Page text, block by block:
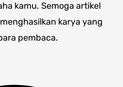
kamu. Semoga artikel
karya yang
pembaca.